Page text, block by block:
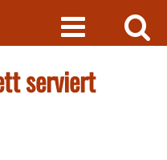
serviert